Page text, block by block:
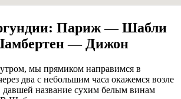
Париж — Шабли
— Дижон
мы прямиком направимся в
два с небольшим часа окажемся возле
название сухим белым винам